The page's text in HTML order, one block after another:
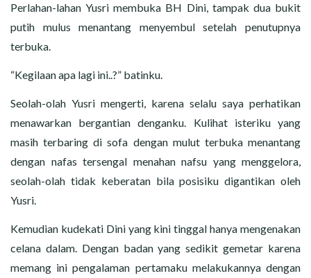
Perlahan-lahan Yusri membuka BH Dini, tampak dua bukit
putih mulus menantang menyembul setelah penutupnya
terbuka.
“Kegilaan apa lagi ini..?” batinku.
Seolah-olah Yusri mengerti, karena selalu saya perhatikan
menawarkan bergantian denganku. Kulihat isteriku yang
masih terbaring di sofa dengan mulut terbuka menantang
dengan nafas tersengal menahan nafsu yang menggelora,
seolah-olah tidak keberatan bila posisiku digantikan oleh
Yusri.
Kemudian kudekati Dini yang kini tinggal hanya mengenakan
celana dalam. Dengan badan yang sedikit gemetar karena
memang ini pengalaman pertamaku melakukannya dengan